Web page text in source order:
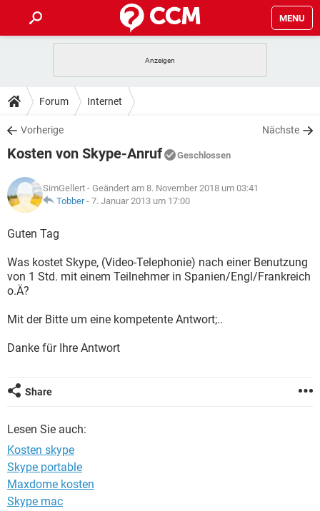
MENU
ANDROID
WINDOWS 10
WHATSAPP TIKTOK
FACEBOOK
TIPPS & TRICKS
SPIELE
WHATSAPP TIKTOK
FACEBOOK
DOWNLOADS
SPIELE STREAMING
ANDROID
WINDOWS 10 INSTAGRAM
WHATSAPP
SPIELE STREAMING
ANDROID
WINDOWS 10
WHATSAPP TIKTOK
FACEBOOK
LEXIKON
SPIELE
WINDOWS 10 INSTAGRAM
FACEBOOK HARDWARE
Forum Internet
Vorherige Nächste
Kosten von Skype-Anruf Geschlossen
SimGellert - Geändert am 8. November 2018 um 03:41
Tobber- 7. Januar 2013 um 17:00
Guten Tag
Was kostet Skype, (Video-Telephonie) nach einer Benutzung
von 1 Std. mit einem Teilnehmer in Spanien/Engl/Frankreich
o.Ä?
Mit der Bitte um eine kompetente Antwort;..
Danke für Ihre Antwort
Share
Lesen Sie auch:
Kosten skype
Skype portable
Maxdome kosten
Skype mac